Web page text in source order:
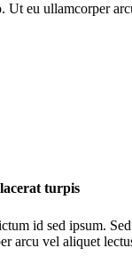
Ut eu ullamcorper
turpis
id sed ipsum.
arcu vel aliquet